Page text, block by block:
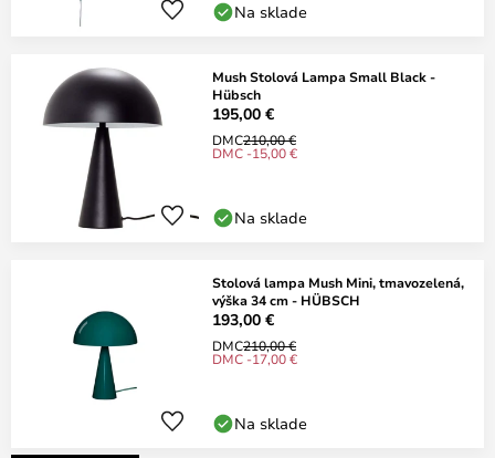
Na sklade
Mush Stolová Lampa Small Black -
Hübsch
195,00 €
DMC210,00 €
DMC -15,00 €
Na sklade
Stolová lampa Mush Mini, tmavozelená,
výška 34 cm - HÜBSCH
193,00 €
DMC210,00 €
DMC -17,00 €
Na sklade